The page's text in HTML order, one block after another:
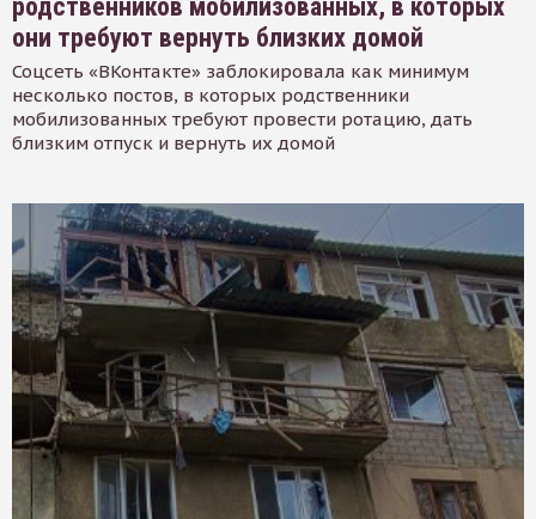
родственников мобилизованных, в которых
они требуют вернуть близких домой
Соцсеть «ВКонтакте» заблокировала как минимум
несколько постов, в которых родственники
мобилизованных требуют провести ротацию, дать
близким отпуск и вернуть их домой